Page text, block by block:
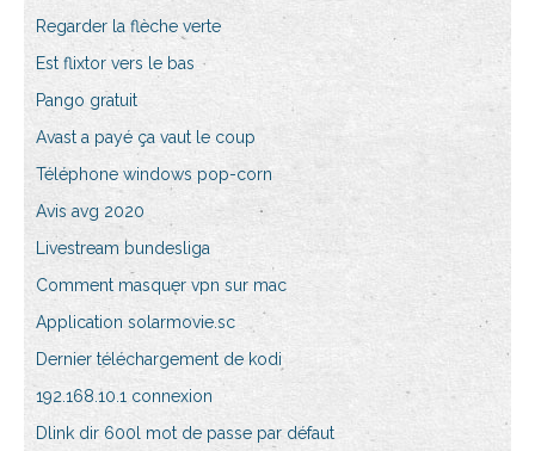
Regarder la flèche verte
Est flixtor vers le bas
Pango gratuit
Avast a payé ça vaut le coup
Téléphone windows pop-corn
Avis avg 2020
Livestream bundesliga
Comment masquer vpn sur mac
Application solarmovie.sc
Dernier téléchargement de kodi
192.168.10.1 connexion
Dlink dir 600l mot de passe par défaut